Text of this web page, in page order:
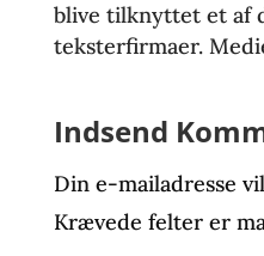
blive tilknyttet et af
teksterfirmaer.
Indsend
Din e-mailadresse
Krævede felter er